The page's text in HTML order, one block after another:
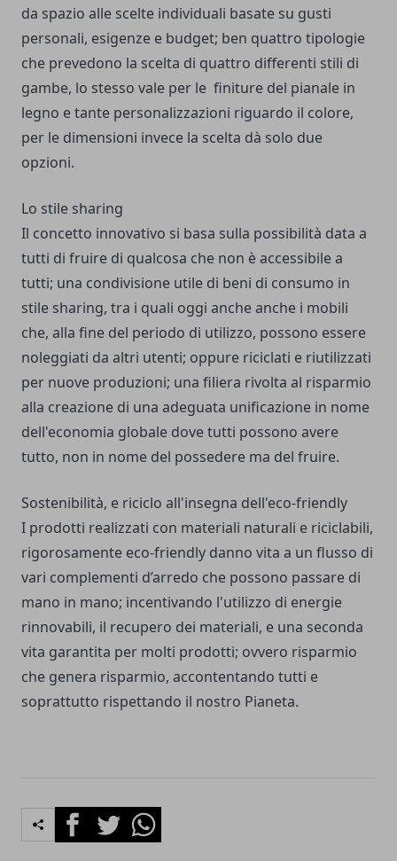
da spazio alle scelte individuali basate su gusti
personali, esigenze e budget; ben quattro tipologie
che prevedono la scelta di quattro differenti stili di
gambe, lo stesso vale per le finiture del pianale in
legno e tante personalizzazioni riguardo il colore,
per le dimensioni invece la scelta dà solo due
opzioni.
Lo stile sharing
Il concetto innovativo si basa sulla possibilità data a
tutti di fruire di qualcosa che non è accessibile a
tutti; una condivisione utile di beni di consumo in
stile sharing, tra i quali oggi anche anche i mobili
che, alla fine del periodo di utilizzo, possono essere
noleggiati da altri utenti; oppure riciclati e riutilizzati
per nuove produzioni; una filiera rivolta al risparmio
alla creazione di una adeguata unificazione in nome
dell'economia globale dove tutti possono avere
tutto, non in nome del possedere ma del fruire.
Sostenibilità, e riciclo all'insegna dell'eco-friendly
I prodotti realizzati con materiali naturali e riciclabili,
rigorosamente eco-friendly danno vita a un flusso di
vari complementi d’arredo che possono passare di
mano in mano; incentivando l'utilizzo di energie
rinnovabili, il recupero dei materiali, e una seconda
vita garantita per molti prodotti; ovvero risparmio
che genera risparmio, accontentando tutti e
soprattutto rispettando il nostro Pianeta.
FacebookTwitterWhatsapp